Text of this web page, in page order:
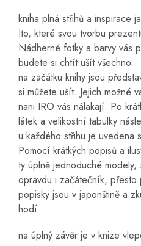
kniha plná střihů a inspirace
Ito, které svou tvorbu
Nádherné fotky a barvy vás
budete si chtít ušít všechno.
na začátku knihy jsou
si můžete ušít. Jejich možné
nani IRO vás nálakají. Po
látek a velikostní tabulky
u každého střihu je uvedena
Pomocí krátkých popisů a
ty úplně jednoduché
opravdu i začátečník,
popisky jsou v japonštině a
hodí
na úplný závěr je v knize